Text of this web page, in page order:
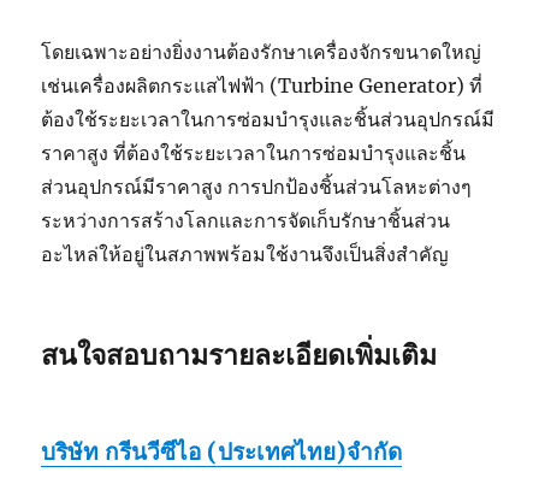
โดยเฉพาะอย่างยิ่งงานต้องรักษาเครื่องจักรขนาดใหญ่
เช่นเครื่องผลิตกระแสไฟฟ้า (Turbine Generator) ที่
ต้องใช้ระยะเวลาในการซ่อมบำรุงและชิ้นส่วนอุปกรณ์มี
ราคาสูง ที่ต้องใช้ระยะเวลาในการซ่อมบำรุงและชิ้น
ส่วนอุปกรณ์มีราคาสูง การปกป้องชิ้นส่วนโลหะต่างๆ
ระหว่างการสร้างโลกและการจัดเก็บรักษาชิ้นส่วน
อะไหล่ให้อยู่ในสภาพพร้อมใช้งานจึงเป็นสิ่งสำคัญ
สนใจสอบถามรายละเอียดเพิ่มเติม
บริษัท กรีนวีซีไอ (ประเทศไทย)จำกัด